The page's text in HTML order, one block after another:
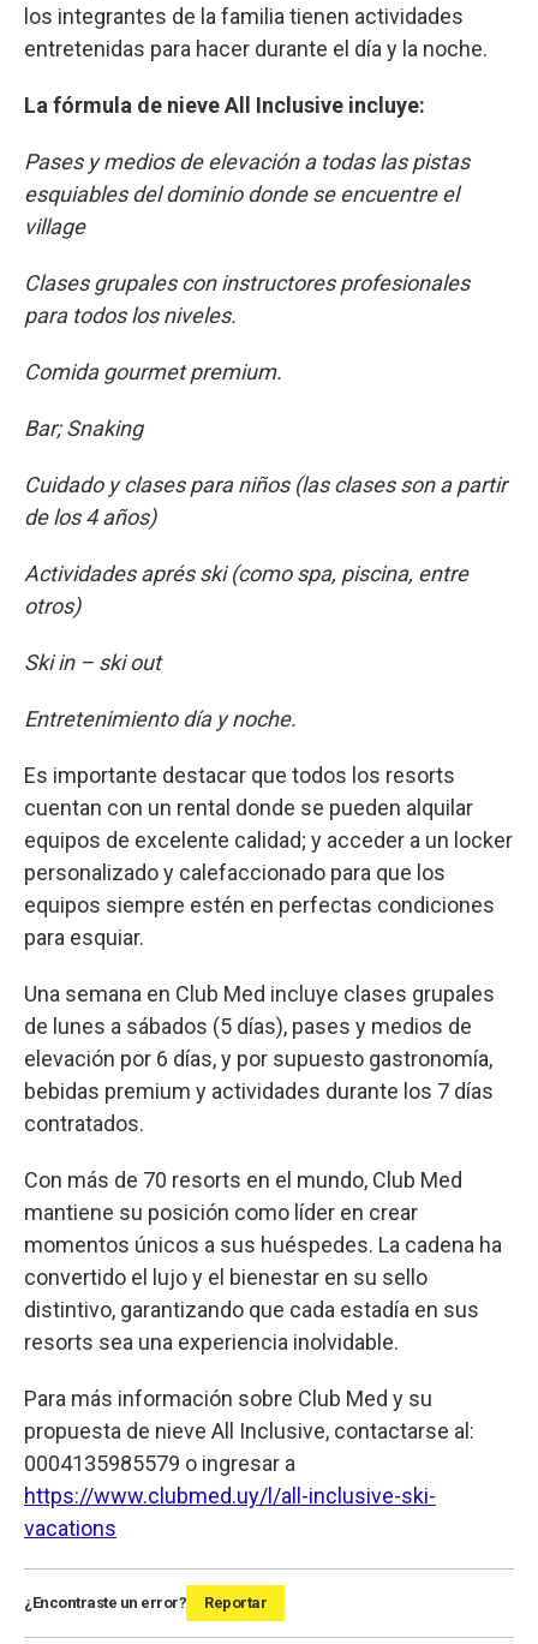
los integrantes de la familia tienen actividades
entretenidas para hacer durante el día y la noche.
La fórmula de nieve All Inclusive incluye:
Pases y medios de elevación a todas las pistas
esquiables del dominio donde se encuentre el
village
Clases grupales con instructores profesionales
para todos los niveles.
Comida gourmet premium.
Bar; Snaking
Cuidado y clases para niños (las clases son a partir
de los 4 años)
Actividades aprés ski (como spa, piscina, entre
otros)
Ski in – ski out
Entretenimiento día y noche.
Es importante destacar que todos los resorts
cuentan con un rental donde se pueden alquilar
equipos de excelente calidad; y acceder a un locker
personalizado y calefaccionado para que los
equipos siempre estén en perfectas condiciones
para esquiar.
Una semana en Club Med incluye clases grupales
de lunes a sábados (5 días), pases y medios de
elevación por 6 días, y por supuesto gastronomía,
bebidas premium y actividades durante los 7 días
contratados.
Con más de 70 resorts en el mundo, Club Med
mantiene su posición como líder en crear
momentos únicos a sus huéspedes. La cadena ha
convertido el lujo y el bienestar en su sello
distintivo, garantizando que cada estadía en sus
resorts sea una experiencia inolvidable.
Para más información sobre Club Med y su
propuesta de nieve All Inclusive, contactarse al:
0004135985579 o ingresar a
https://www.clubmed.uy/l/all-inclusive-ski-
vacations
¿Encontraste un error? Reportar